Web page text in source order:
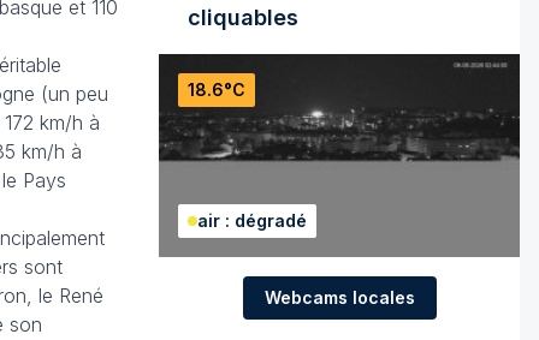
et 110
(un peu
km/h à
km/h à
Pays
sont
le René
son
cliquables
18.6°C
air : dégradé
Webcams locales